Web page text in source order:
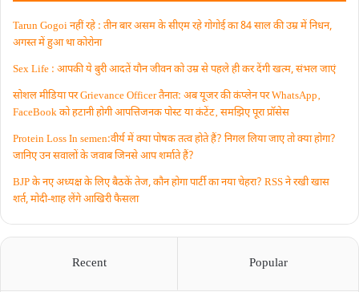
Tarun Gogoi नहीं रहे : तीन बार असम के सीएम रहे गोगोई का 84 साल की उम्र में निधन,
अगस्त में हुआ था कोरोना
Sex Life : आपकी ये बुरी आदतें याैन जीवन को उम्र से पहले ही कर देंगी खत्म, संभल जाएं
सोशल मीडिया पर Grievance Officer तैनात: अब यूजर की कंप्लेन पर WhatsApp‚
FaceBook को हटानी होगी आपत्तिजनक पोस्ट या कंटेंट‚ समझिए पूरा प्रॉसेस
Protein Loss In semen:वीर्य में क्या पोषक तत्व होते हैं? निगल लिया जाए तो क्या होगा?
जानिए उन सवालों के जवाब जिनसे आप शर्माते हैं?
BJP के नए अध्यक्ष के लिए बैठकें तेज, कौन होगा पार्टी का नया चेहरा? RSS ने रखी खास
शर्त, मोदी-शाह लेंगे आखिरी फैसला
Recent Popular